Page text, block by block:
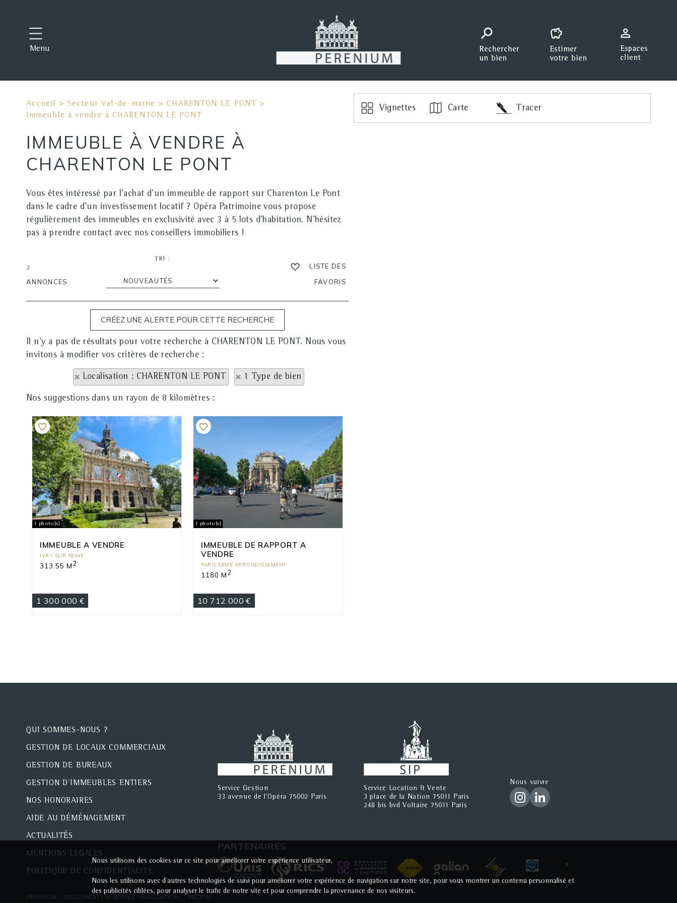
Menu
Vignettes Carte Tracer
Accueil >Secteur Val-de-marne >CHARENTON LE PONT >
Immeuble à vendre à CHARENTON LE PONT
IMMEUBLE À VENDRE À
CHARENTON LE PONT
Vous êtes intéressé par l'achat d'un immeuble de rapport sur Charenton Le Pont
dans le cadre d'un investissement locatif ? Opéra Patrimoine vous propose
régulièrement des immeubles en exclusivité avec 3 à 5 lots d'habitation. N'hésitez
pas à prendre contact avec nos conseillers immobiliers !
2
ANNONCES
TRI :
LISTE DES
FAVORIS
Il n'y a pas de résultats pour votre recherche à CHARENTON LE PONT. Nous vous
invitons à modifier vos critères de recherche :
Localisation : CHARENTON LE PONT 1 Type de bien
Nos suggestions dans un rayon de 8 kilomètres :
1 photo(s)
IMMEUBLE A VENDRE
IVRY SUR SEINE
313.55 M2
1 300 000 €
1 photo(s)
IMMEUBLE DE RAPPORT A
VENDRE
PARIS 5EME ARRONDISSEMENT
1180 M2
10 712 000 €
QUI SOMMES-NOUS ?
GESTION DE LOCAUX COMMERCIAUX
GESTION DE BUREAUX
GESTION D'IMMEUBLES ENTIERS
NOS HONORAIRES
AIDE AU DÉMÉNAGEMENT
ACTUALITÉS
MENTIONS LÉGALES
POLITIQUE DE CONFIDENTIALITÉ
Service Gestion
33 avenue de l'Opéra 75002 Paris
Service Location & Vente
3 place de la Nation 75011 Paris
248 bis bvd Voltaire 75011 Paris
Nous suivre
PARTENAIRES
PERENIUM - TOUS DROITS RÉSERVÉS - RÉALISATION : PILOTIM
Nous utilisons des cookies sur ce site pour améliorer votre expérience utilisateur.
Nous les utilisons avec d'autres technologies de suivi pour améliorer votre expérience de navigation sur notre site, pour vous montrer un contenu personnalisé et
des publicités ciblées, pour analyser le trafic de notre site et pour comprendre la provenance de nos visiteurs.